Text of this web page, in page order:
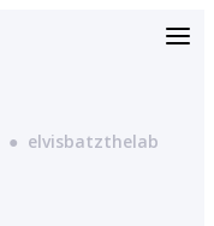
● elvisbatzthelab